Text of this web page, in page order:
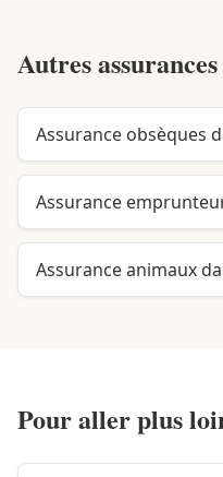
Autres
Assurance obsèques
Assurance
Assurance animaux
Pour aller plus